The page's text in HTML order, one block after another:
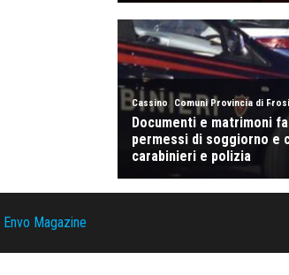
Envo Magazine